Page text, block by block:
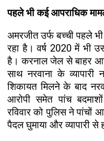
पहले भी कई आपराधिक
अमरजीत उर्फ बच्ची पहले
रहा है। वर्ष 2020 में भी
है। करनाल जेल से बाहर
साथ नरवाना के
शिकायत मिलने के बाद
आरोपी समेत पांच
रविवार को पुलिस ने पांचों
पैदल घुमाया और व्यापारी से